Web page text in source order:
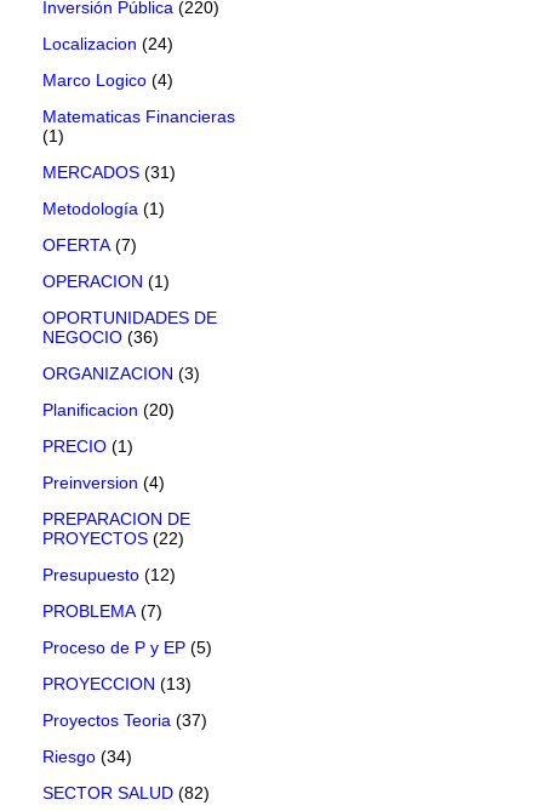
Inversión Pública (220)
Localizacion (24)
Marco Logico (4)
Matematicas Financieras
(1)
MERCADOS (31)
Metodología (1)
OFERTA (7)
OPERACION (1)
OPORTUNIDADES DE
NEGOCIO (36)
ORGANIZACION (3)
Planificacion (20)
PRECIO (1)
Preinversion (4)
PREPARACION DE
PROYECTOS (22)
Presupuesto (12)
PROBLEMA (7)
Proceso de P y EP (5)
PROYECCION (13)
Proyectos Teoria (37)
Riesgo (34)
SECTOR SALUD (82)